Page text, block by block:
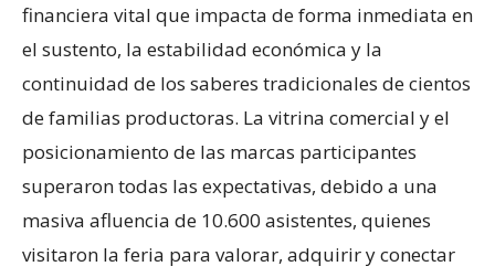
financiera vital que impacta de forma inmediata en
el sustento, la estabilidad económica y la
continuidad de los saberes tradicionales de cientos
de familias productoras. La vitrina comercial y el
posicionamiento de las marcas participantes
superaron todas las expectativas, debido a una
masiva afluencia de 10.600 asistentes, quienes
visitaron la feria para valorar, adquirir y conectar